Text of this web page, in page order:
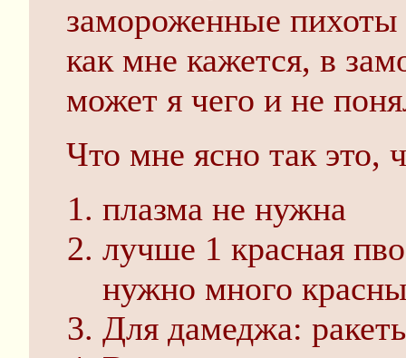
замороженные
как мне кажется, в
может я чего и не
Что мне ясно так это,
плазма не нужна
лучше 1 красная
нужно много
Для дамеджа: